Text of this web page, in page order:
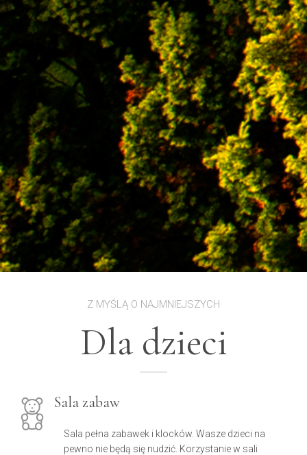
Z MYŚLĄ O NAJMNIEJSZYCH
Dla dzieci
Sala zabaw
Sala pełna zabawek i klocków. Wasze dzieci na
pewno nie będą się nudzić. Korzystanie w sali